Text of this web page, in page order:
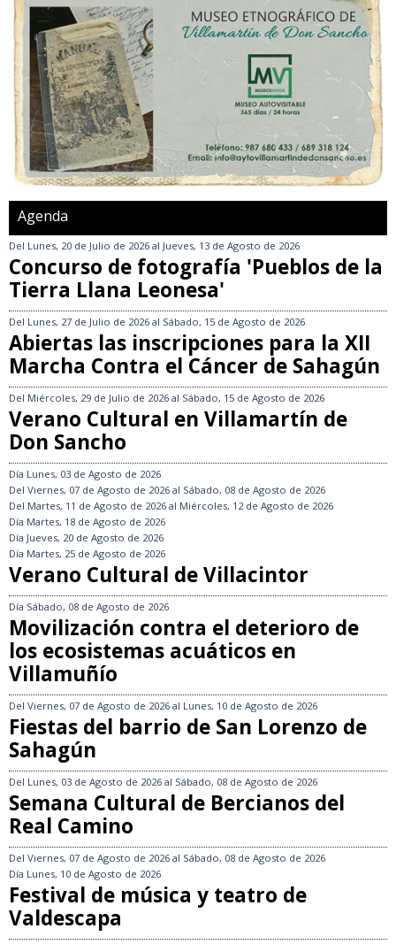
Agenda
Del Lunes, 20 de Julio de 2026 al Jueves, 13 de Agosto de 2026
Concurso de fotografía 'Pueblos de la
Tierra Llana Leonesa'
Del Lunes, 27 de Julio de 2026 al Sábado, 15 de Agosto de 2026
Abiertas las inscripciones para la XII
Marcha Contra el Cáncer de Sahagún
Del Miércoles, 29 de Julio de 2026 al Sábado, 15 de Agosto de 2026
Verano Cultural en Villamartín de
Don Sancho
Día Lunes, 03 de Agosto de 2026
Del Viernes, 07 de Agosto de 2026 al Sábado, 08 de Agosto de 2026
Del Martes, 11 de Agosto de 2026 al Miércoles, 12 de Agosto de 2026
Día Martes, 18 de Agosto de 2026
Día Jueves, 20 de Agosto de 2026
Día Martes, 25 de Agosto de 2026
Verano Cultural de Villacintor
Día Sábado, 08 de Agosto de 2026
Movilización contra el deterioro de
los ecosistemas acuáticos en
Villamuñío
Del Viernes, 07 de Agosto de 2026 al Lunes, 10 de Agosto de 2026
Fiestas del barrio de San Lorenzo de
Sahagún
Del Lunes, 03 de Agosto de 2026 al Sábado, 08 de Agosto de 2026
Semana Cultural de Bercianos del
Real Camino
Del Viernes, 07 de Agosto de 2026 al Sábado, 08 de Agosto de 2026
Día Lunes, 10 de Agosto de 2026
Festival de música y teatro de
Valdescapa